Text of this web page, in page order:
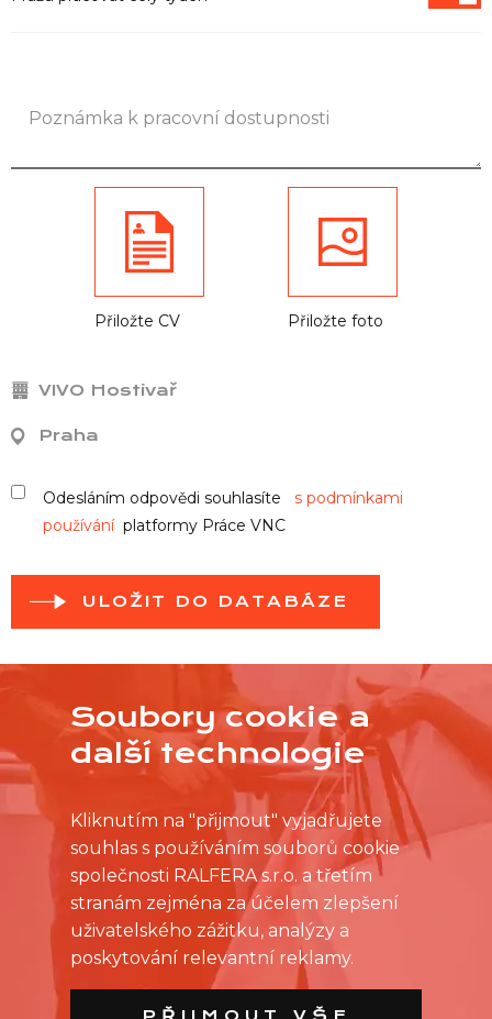
Přiložte CV Přiložte foto
VIVO Hostivař
Praha
Odesláním odpovědi souhlasíte s podmínkami
používáníplatformy Práce VNC
ULOŽIT DO DATABÁZE
Soubory cookie a
další technologie
Kliknutím na "přijmout" vyjadřujete
souhlas s používáním souborů cookie
společnosti RALFERA s.r.o. a třetím
stranám zejména za účelem zlepšení
uživatelského zážitku, analýzy a
poskytování relevantní reklamy.